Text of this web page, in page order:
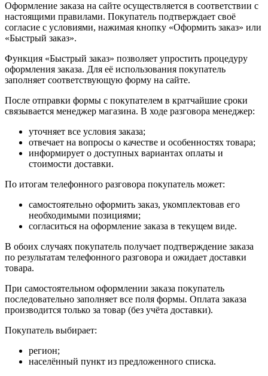
Оформление заказа на сайте осуществляется в соответствии с
настоящими правилами. Покупатель подтверждает своё
согласие с условиями, нажимая кнопку «Оформить заказ» или
«Быстрый заказ».
Функция «Быстрый заказ» позволяет упростить процедуру
оформления заказа. Для её использования покупатель
заполняет соответствующую форму на сайте.
После отправки формы с покупателем в кратчайшие сроки
связывается менеджер магазина. В ходе разговора менеджер:
уточняет все условия заказа;
отвечает на вопросы о качестве и особенностях товара;
информирует о доступных вариантах оплаты и
стоимости доставки.
По итогам телефонного разговора покупатель может:
самостоятельно оформить заказ, укомплектовав его
необходимыми позициями;
согласиться на оформление заказа в текущем виде.
В обоих случаях покупатель получает подтверждение заказа
по результатам телефонного разговора и ожидает доставки
товара.
При самостоятельном оформлении заказа покупатель
последовательно заполняет все поля формы. Оплата заказа
производится только за товар (без учёта доставки).
Покупатель выбирает:
регион;
населённый пункт из предложенного списка.